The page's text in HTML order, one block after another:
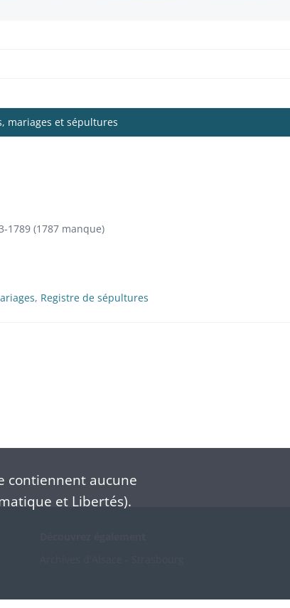
mariages et sépultures
1789 (1787 manque)
, Registre de sépultures
contiennent aucune
et Libertés).